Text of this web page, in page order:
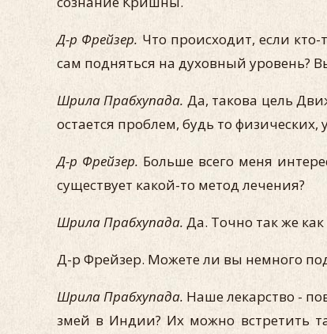
Д-р Фрейзер. Что происходит, если
сам подняться на духовный уровень?
Шрила Прабхупада. Да, такова цель
остается проблем, будь то
Д-р Фрейзер. Больше всего меня
существует какой-то метод лечения?
Шрила Прабхупада. Да. Точно так же
Д-р Фрейзер. Можете ли вы немного
Шрила Прабхупада. Наше лекарство -
змей в Индии? Их можно встретить